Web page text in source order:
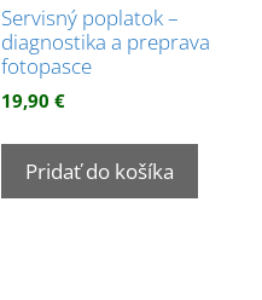
Servisný poplatok –
diagnostika a preprava
fotopasce
19,90 €
Pridať do košíka